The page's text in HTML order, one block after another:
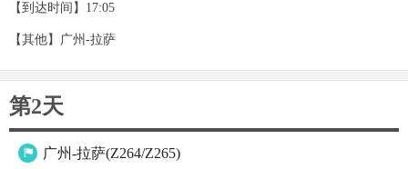
【到达时间】17:05
【其他】广州-拉萨
第2天
 广州-拉萨(Z264/Z265)